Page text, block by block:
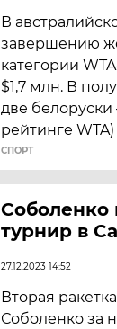
В
завершению
категории
$1,7 млн. В
две белоруски
рейтинге
СПОРТ
Соболенко
турнир в
27.12.2023 14:52
Вторая
Соболенко за